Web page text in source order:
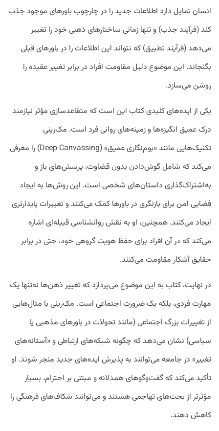
انسان تمایل دارد اطلاعات جدید را در چارچوب باورهای موجود جذب
کند (فرآیند جذب) و تنها زمانی ساختارهای ذهنی خود را تغییر
می‌دهد (فرآیند تطبیق) که نتواند این اطلاعات را در باورهای قبلی
بگنجاند. این موضوع دلیل مقاومت افراد در برابر تغییر عقیده را
روشن می‌سازد.
یکی از ایده‌های کلیدی کتاب این است که متقاعدسازی مؤثر نیازمند
درک عمیق انگیزه‌ها و زمینه‌های روانی فرد است. مک‌رینی
تکنیک‌هایی مانند «بوم‌نگاری عمیق» (Deep Canvassing) را معرفی
می‌کند که شامل گوش‌دادن بدون قضاوت، پرسش‌های باز و
به‌اشتراک‌گذاری داستان‌های شخصی است. این روش‌ها به ایجاد
فضایی امن برای بازنگری در باورها کمک می‌کنند و تغییرات پایدارتری
ایجاد می‌کنند. همچنین، او به نقش روانشناسی قبیله‌ای اشاره
می‌کند که در آن افراد برای حفظ هویت گروهی خود، حتی در برابر
حقایق آشکار مقاومت می‌کنند.
در نهایت، کتاب به این موضوع می‌پردازد که تغییر ذهن‌ها نه‌تنها یک
مهارت فردی، بلکه یک ضرورت اجتماعی است. مک‌رینی با مثال‌هایی
از تغییرات بزرگ اجتماعی (مانند تحولات در باورهای مذهبی یا
سیاسی) نشان می‌دهد که چگونه شبکه‌های ارتباطی و «آستانه‌های
تغییر» در جامعه می‌توانند به پذیرش ایده‌های جدید منجر شوند. او
تأکید می‌کند که گفت‌وگوهای همدلانه و مبتنی بر احترام، بسیار
مؤثرتر از بحث‌های تهاجمی هستند و می‌توانند شکاف‌های فرهنگی را
کاهش دهند.